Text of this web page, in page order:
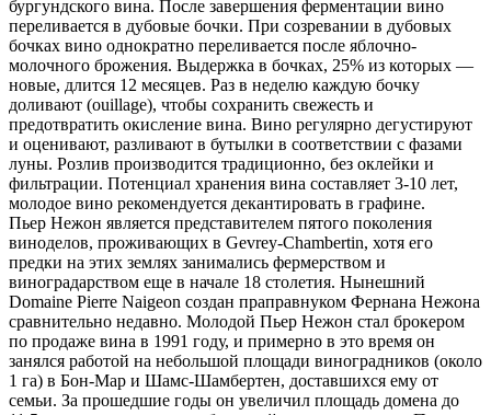
бургундского вина. После завершения ферментации вино
переливается в дубовые бочки. При созревании в дубовых
бочках вино однократно переливается после яблочно-
молочного брожения. Выдержка в бочках, 25% из которых —
новые, длится 12 месяцев. Раз в неделю каждую бочку
доливают (ouillage), чтобы сохранить свежесть и
предотвратить окисление вина. Вино регулярно дегустируют
и оценивают, разливают в бутылки в соответствии с фазами
луны. Розлив производится традиционно, без оклейки и
фильтрации. Потенциал хранения вина составляет 3-10 лет,
молодое вино рекомендуется декантировать в графине.
Пьер Нежон является представителем пятого поколения
виноделов, проживающих в Gevrey-Chambertin, хотя его
предки на этих землях занимались фермерством и
виноградарством еще в начале 18 столетия. Нынешний
Domaine Pierre Naigeon создан праправнуком Фернана Нежона
сравнительно недавно. Молодой Пьер Нежон стал брокером
по продаже вина в 1991 году, и примерно в это время он
занялся работой на небольшой площади виноградников (около
1 га) в Бон-Мар и Шамс-Шамбертен, доставшихся ему от
семьи. За прошедшие годы он увеличил площадь домена до